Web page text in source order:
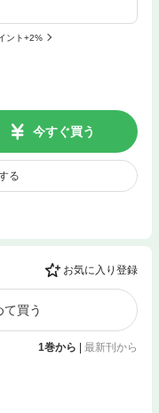
ント+2%
今すぐ買う
る
お気に入り登録
買う
1巻から 最新刊から